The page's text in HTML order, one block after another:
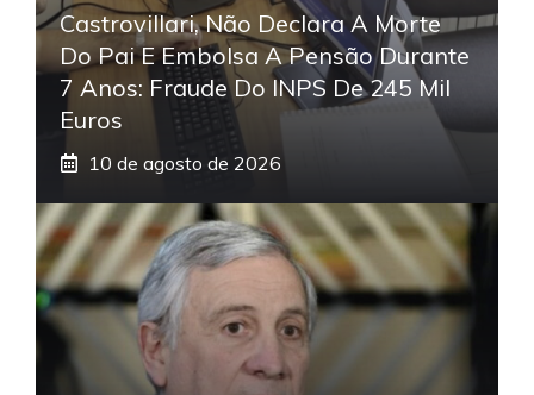
Castrovillari, Não Declara A Morte
Do Pai E Embolsa A Pensão Durante
7 Anos: Fraude Do INPS De 245 Mil
Euros
10 de agosto de 2026